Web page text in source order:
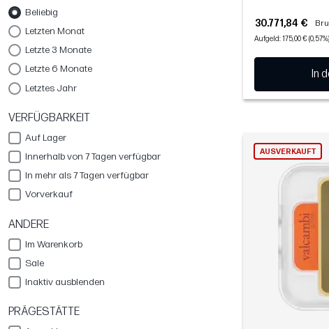
Beliebig
Letzten Monat
Letzte 3 Monate
Letzte 6 Monate
Letztes Jahr
VERFÜGBARKEIT
Auf Lager
Innerhalb von 7 Tagen verfügbar
In mehr als 7 Tagen verfügbar
Vorverkauf
ANDERE
Im Warenkorb
Sale
Inaktiv ausblenden
PRÄGESTÄTTE
30.771,84 €
Aufgeld: 175,00 € (0,57%)
In
AUSVERKAUFT